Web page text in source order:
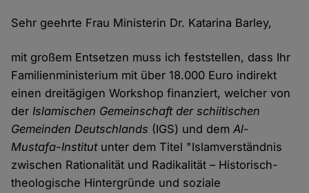
Sehr geehrte Frau Ministerin Dr. Katarina Barley,
mit großem Entsetzen muss ich feststellen, dass Ihr
Familienministerium mit über 18.000 Euro indirekt
einen dreitägigen Workshop finanziert, welcher von
derIslamischen Gemeinschaft der schiitischen
Gemeinden Deutschlands (IGS) und demAl-
Mustafa-Institutunter dem Titel "Islamverständnis
zwischen Rationalität und Radikalität – Historisch-
theologische Hintergründe und soziale